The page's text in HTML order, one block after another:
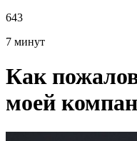
643
7 минут
Как
моей